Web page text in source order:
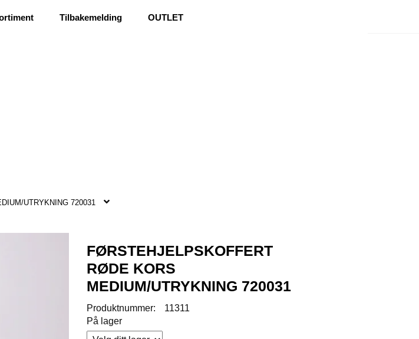
Tilbakemelding OUTLET
UTRYKNING 720031
FØRSTEHJELPSKOFFERT
RØDE KORS
MEDIUM/UTRYKNING 720031
Produktnummer:
11311
På lager